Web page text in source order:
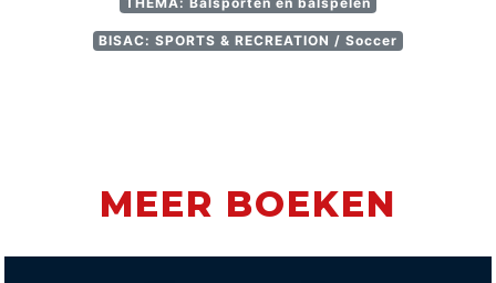
BISAC: SPORTS & RECREATION / Soccer
MEER BOEKEN